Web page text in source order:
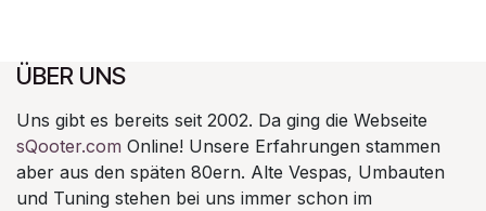
ÜBER UNS
Uns gibt es bereits seit 2002. Da ging die Webseite
sQooter.com Online! Unsere Erfahrungen stammen
aber aus den späten 80ern. Alte Vespas, Umbauten
und Tuning stehen bei uns immer schon im